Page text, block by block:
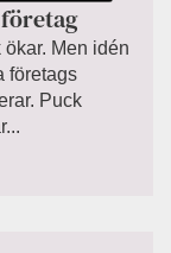
Men idén
företags
Puck